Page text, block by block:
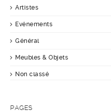
Artistes
Evénements
Général
Meubles & Objets
Non classé
PAGES